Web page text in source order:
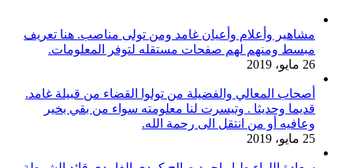
مشاهير وأعلام وأعيان غامد ومن تولى مناصب. هنا تعريف
مبسط ومنهم لهم صفحات مستقله لتوفر المعلومات.
26 مايو، 2019
أصحاب المعالي والفضيلة من تولوا القضاء من قبيلة غامد.
قديما وحديثا . وتيسرت لنا معلومته سواء من بقي بخير
وعافيه أو من انتقل الى رحمة الله.
25 مايو، 2019